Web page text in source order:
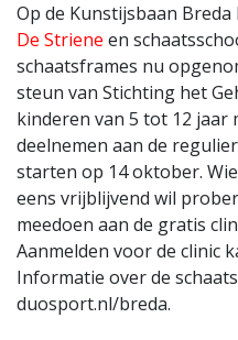
Op de Kunstijsbaan
De Striene en
schaatsframes nu
steun van Stichting het
kinderen van 5 tot 12 jaar
deelnemen aan de
starten op 14 oktober.
eens vrijblijvend wil
meedoen aan de gratis
Aanmelden voor de clinic
Informatie over de
duosport.nl/breda.